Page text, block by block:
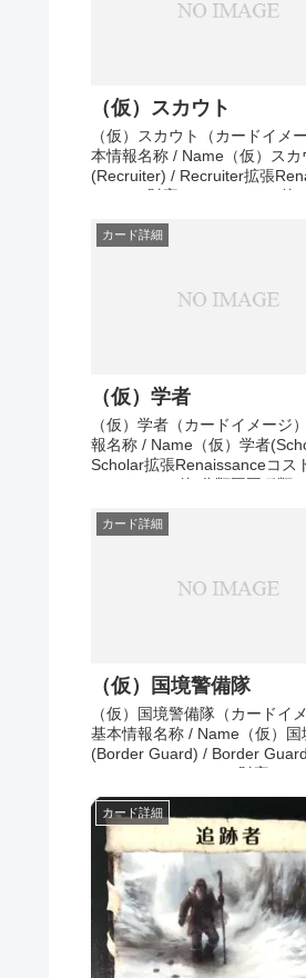
（仮）スカウト
（仮）スカウト（カードイメ
本情報名称 / Name（仮）スカ
(Recruiter) / Recruiter拡張
コスト (財宝)5コスト (その他
準備中
カード詳細
（仮）学者
（仮）学者（カードイメージ
報名称 / Name（仮）学者
Scholar拡張Renaissanceコス
コスト (その他)分類王国種類
カード詳細
（仮）国境警備隊
（仮）国境警備隊（カードイ
基本情報名称 / Name（仮）国
(Border Guard) / Border
Renaissanceコスト (財宝)2コ
の他)分類王国種類アクション
中その他メモ準...
カード詳細